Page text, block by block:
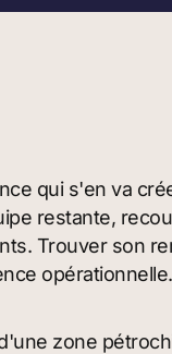
qui s'en va
restante,
Trouver son
zone